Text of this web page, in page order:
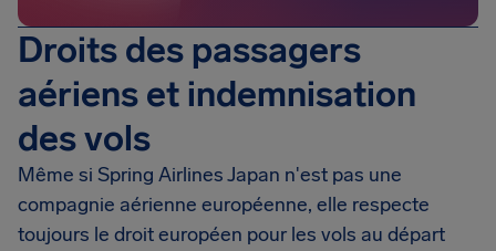
Droits des passagers
aériens et indemnisation
des vols
Même si Spring Airlines Japan n'est pas une
compagnie aérienne européenne, elle respecte
toujours le droit européen pour les vols au départ